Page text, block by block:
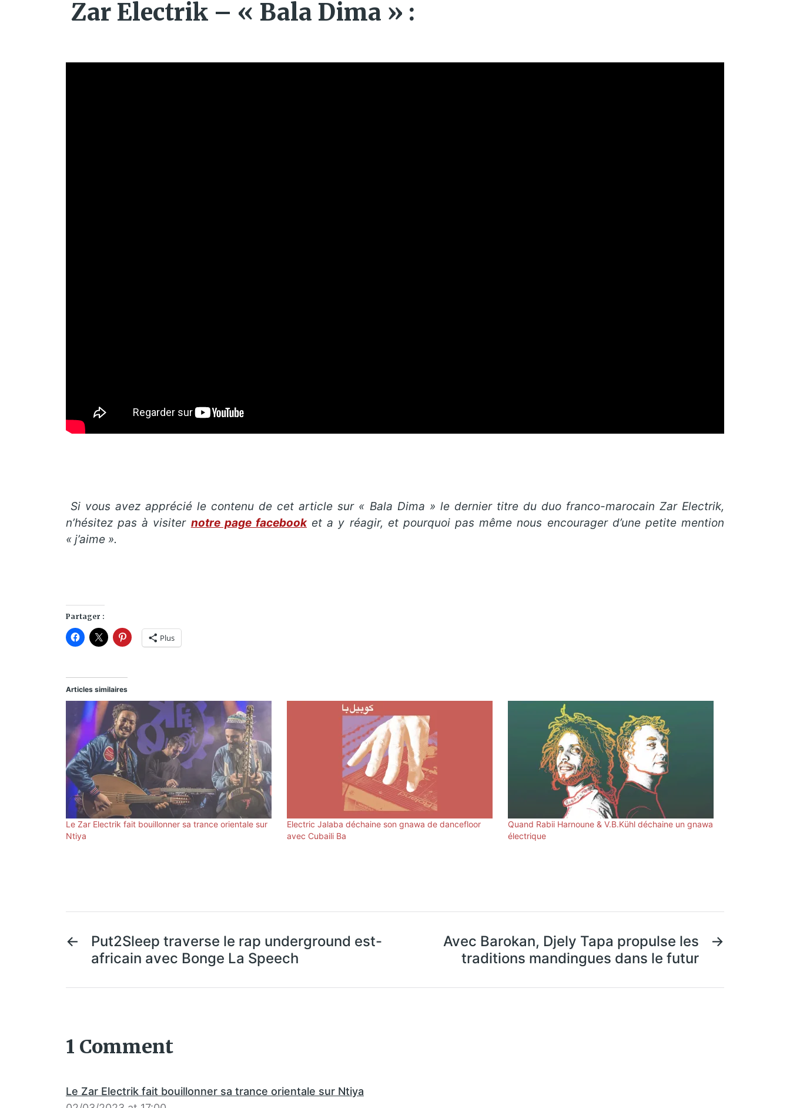
Zar Electrik – « Bala Dima » :
Si vous avez apprécié le contenu de cet article sur « Bala Dima » le dernier titre du duo franco-marocain Zar Electrik,
n’hésitez pas à visiter notre page facebooket a y réagir, et pourquoi pas même nous encourager d’une petite mention
« j’aime ».
Partager :
Plus
Articles similaires
Le Zar Electrik fait bouillonner sa trance orientale sur
Ntiya
Electric Jalaba déchaine son gnawa de dancefloor
avec Cubaili Ba
Quand Rabii Harnoune & V.B.Kühl déchaine un gnawa
électrique
←
Put2Sleep traverse le rap underground est-
africain avec Bonge La Speech
→
Avec Barokan, Djely Tapa propulse les
traditions mandingues dans le futur
1 Comment
Le Zar Electrik fait bouillonner sa trance orientale sur Ntiya